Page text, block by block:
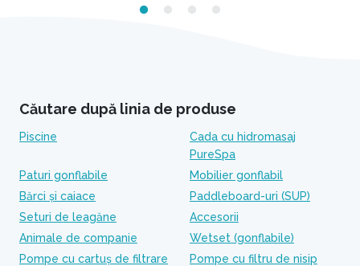
Căutare după linia de produse
Piscine
Cada cu hidromasaj
PureSpa
Paturi gonflabile
Mobilier gonflabil
Bărci și caiace
Paddleboard-uri (SUP)
Seturi de leagăne
Accesorii
Animale de companie
Wetset (gonflabile)
Pompe cu cartuș de filtrare
Pompe cu filtru de nisip